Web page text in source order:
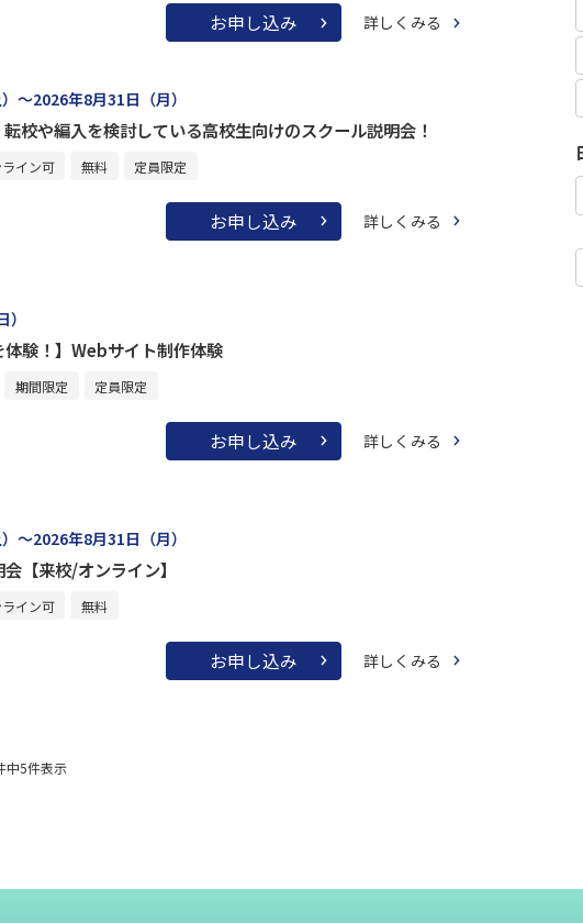
お申し込み 詳しくみる
～2026年8月31日（月）
校や編入を検討している高校生向けのスクール説明会！
イン可 無料 定員限定
お申し込み 詳しくみる
験！】Webサイト制作体験
期間限定 定員限定
お申し込み 詳しくみる
～2026年8月31日（月）
【来校/オンライン】
イン可 無料
お申し込み 詳しくみる
中5件表示